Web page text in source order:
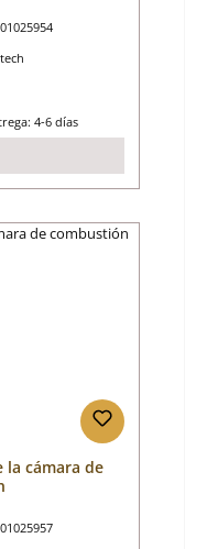
01025954
4-6 días
la cámara de
01025957